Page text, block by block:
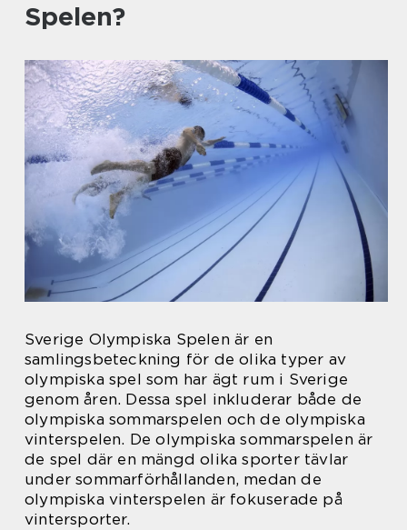
Spelen?
Sverige Olympiska Spelen är en
samlingsbeteckning för de olika typer av
olympiska spel som har ägt rum i Sverige
genom åren. Dessa spel inkluderar både de
olympiska sommarspelen och de olympiska
vinterspelen. De olympiska sommarspelen är
de spel där en mängd olika sporter tävlar
under sommarförhållanden, medan de
olympiska vinterspelen är fokuserade på
vintersporter.